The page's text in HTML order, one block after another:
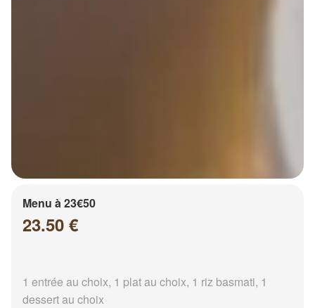
Menu à 23€50
23.50 €
1 entrée au choix, 1 plat au choix, 1 riz basmati, 1
dessert au choix